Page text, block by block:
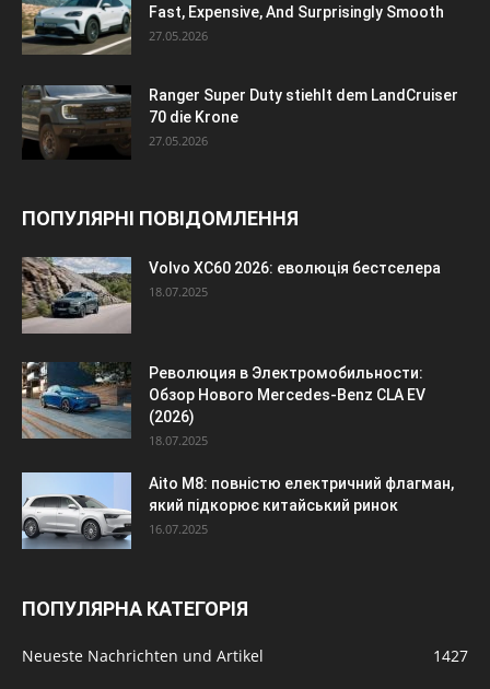
Fast, Expensive, And Surprisingly Smooth
27.05.2026
Ranger Super Duty stiehlt dem LandCruiser
70 die Krone
27.05.2026
ПОПУЛЯРНІ ПОВІДОМЛЕННЯ
Volvo XC60 2026: еволюція бестселера
18.07.2025
Революция в Электромобильности:
Обзор Нового Mercedes-Benz CLA EV
(2026)
18.07.2025
Aito M8: повністю електричний флагман,
який підкорює китайський ринок
16.07.2025
ПОПУЛЯРНА КАТЕГОРІЯ
Neueste Nachrichten und Artikel 1427